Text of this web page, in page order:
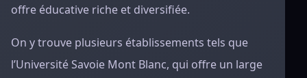
offre éducative riche et diversifiée.
On y trouve plusieurs établissements tels que
l’Université Savoie Mont Blanc, qui offre un large